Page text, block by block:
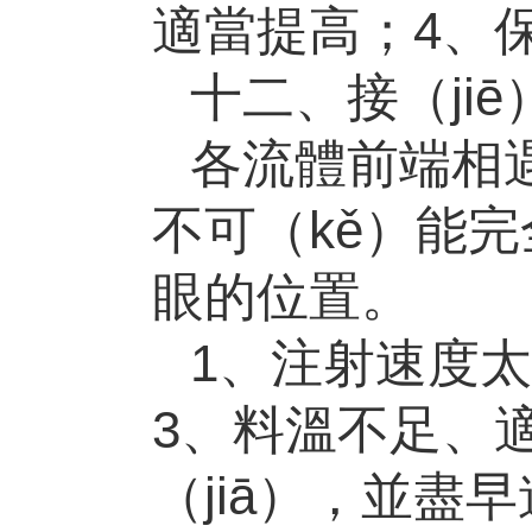
適當提高； 4、
十二、接（jiē
各流體前端相
不可（kě）能
眼的位置。
1、注射速度
3、料溫不足、
（jiā），並盡